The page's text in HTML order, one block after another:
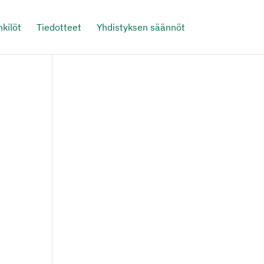
Tiedotteet Yhdistyksen säännöt